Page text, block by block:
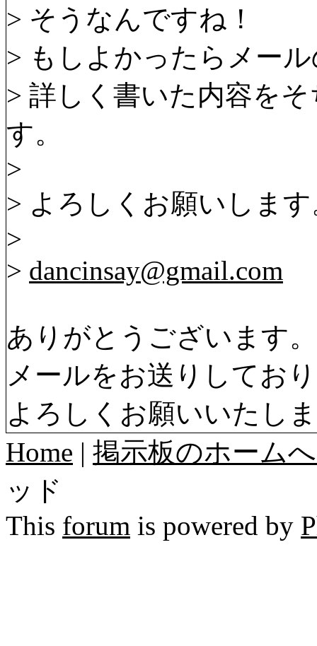
> そうなんですね！
> もしよかったらメー
> 詳しく書いた内容を
す。
>
> よろしくお願いしま
>
> dancinsay@gmail.com
ありがとうございます。
メールをお送りしてお
よろしくお願いいたし
Home | 掲示板のホーム
ッド
This forum is powered by